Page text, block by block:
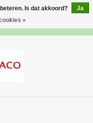
Is dat akkoord?
Ja
»